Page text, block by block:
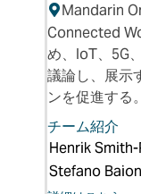
Mandarin
Connected
め、IoT、5G
議論し、展示
ンを促進する。
チーム紹介
Henrik
Stefano